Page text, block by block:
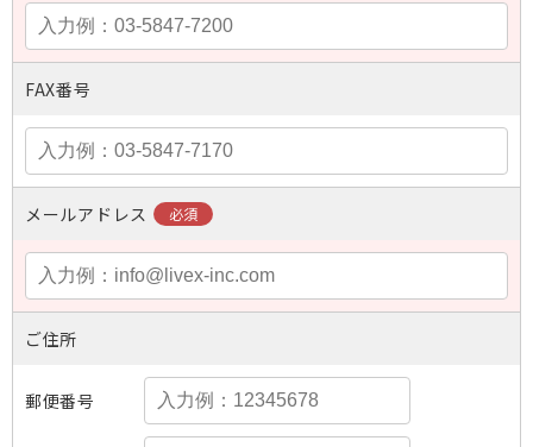
FAX番号
メールアドレス
ご住所
郵便番号